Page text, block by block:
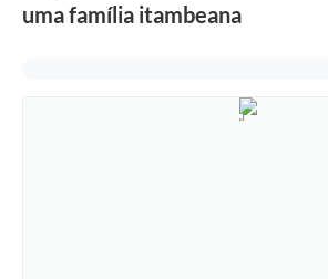
uma família itambeana